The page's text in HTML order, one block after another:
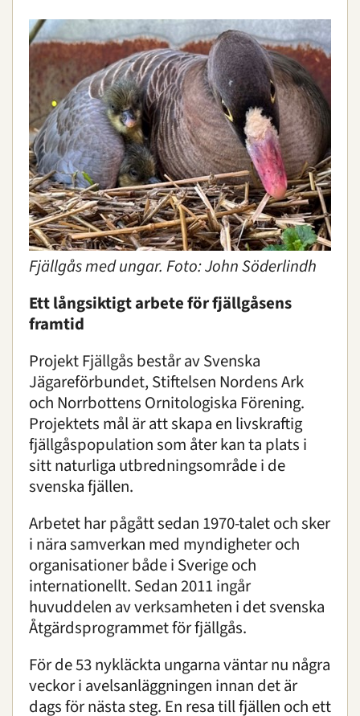
Fjällgås med ungar. Foto: John Söderlindh
Ett långsiktigt arbete för fjällgåsens
framtid
Projekt Fjällgås består av Svenska
Jägareförbundet, Stiftelsen Nordens Ark
och Norrbottens Ornitologiska Förening.
Projektets mål är att skapa en livskraftig
fjällgåspopulation som åter kan ta plats i
sitt naturliga utbredningsområde i de
svenska fjällen.
Arbetet har pågått sedan 1970-talet och sker
i nära samverkan med myndigheter och
organisationer både i Sverige och
internationellt. Sedan 2011 ingår
huvuddelen av verksamheten i det svenska
Åtgärdsprogrammet för fjällgås.
För de 53 nykläckta ungarna väntar nu några
veckor i avelsanläggningen innan det är
dags för nästa steg. En resa till fjällen och ett